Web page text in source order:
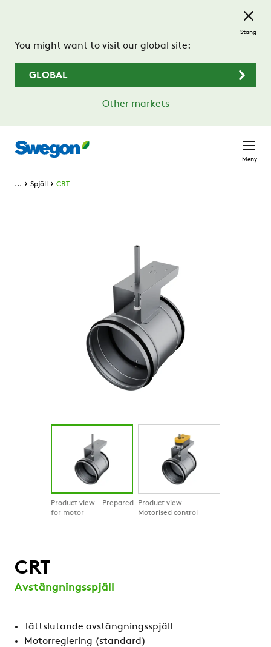
You might want to visit our global site:
GLOBAL
Other markets
Stäng
Meny
... Spjäll CRT
Product view - Prepared
for motor
Product view -
Motorised control
CRT
Avstängningsspjäll
Tättslutande avstängningsspjäll
Motorreglering (standard)